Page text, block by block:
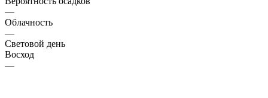
—
Облачность
—
Световой день
Восход
—